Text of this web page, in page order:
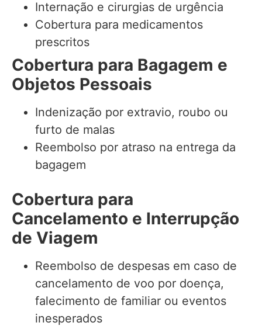
Internação e cirurgias de urgência
Cobertura para medicamentos
prescritos
Cobertura para Bagagem e
Objetos Pessoais
Indenização por extravio, roubo ou
furto de malas
Reembolso por atraso na entrega da
bagagem
Cobertura para
Cancelamento e Interrupção
de Viagem
Reembolso de despesas em caso de
cancelamento de voo por doença,
falecimento de familiar ou eventos
inesperados